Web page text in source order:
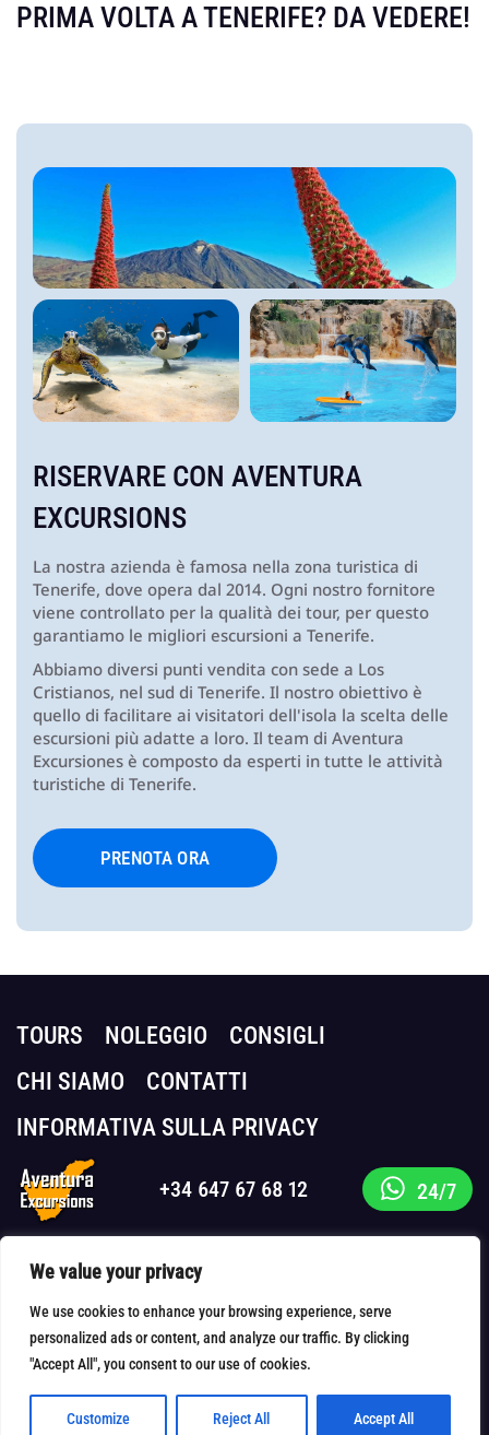
We value your privacy
We use cookies to enhance your browsing experience, serve
personalized ads or content, and analyze our traffic. By clicking
"Accept All", you consent to our use of cookies.
Customize Reject All Accept All
PRIMA VOLTA A TENERIFE? DA VEDERE!
RISERVARE CON AVENTURA
EXCURSIONS
La nostra azienda è famosa nella zona turistica di
Tenerife, dove opera dal 2014. Ogni nostro fornitore
viene controllato per la qualità dei tour, per questo
garantiamo le migliori escursioni a Tenerife.
Abbiamo diversi punti vendita con sede a Los
Cristianos, nel sud di Tenerife. Il nostro obiettivo è
quello di facilitare ai visitatori dell'isola la scelta delle
escursioni più adatte a loro. Il team di Aventura
Excursiones è composto da esperti in tutte le attività
turistiche di Tenerife.
PRENOTA ORA
TOURS NOLEGGIO
CONSIGLI
CHI SIAMO
CONTATTI
INFORMATIVA SULLA PRIVACY
+34 647 67 68 12 24/7
Immersioni subacquee
Kayak
Partecipa al nostro programma di
affiliazione